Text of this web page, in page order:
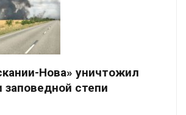
Нова» уничтожил
заповедной степи